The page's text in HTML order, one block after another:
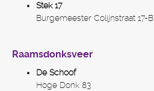
Stek 17
Burgemeester Colijnstraat 17-B
Raamsdonksveer
De Schoof
Hoge Donk 83